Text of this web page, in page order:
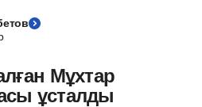
Мұхтар
ұсталды